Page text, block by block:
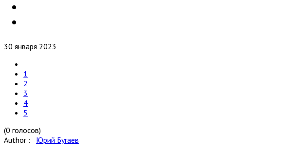
30 января 2023
1
2
3
4
5
(0 голосов)
Author : Юрий Бугаев